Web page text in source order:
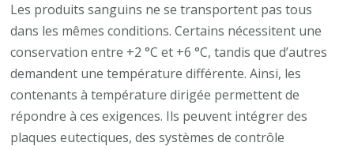
Les produits sanguins ne se transportent pas tous
dans les mêmes conditions. Certains nécessitent une
conservation entre +2 °C et +6 °C, tandis que d’autres
demandent une température différente. Ainsi, les
contenants à température dirigée permettent de
répondre à ces exigences. Ils peuvent intégrer des
plaques eutectiques, des systèmes de contrôle